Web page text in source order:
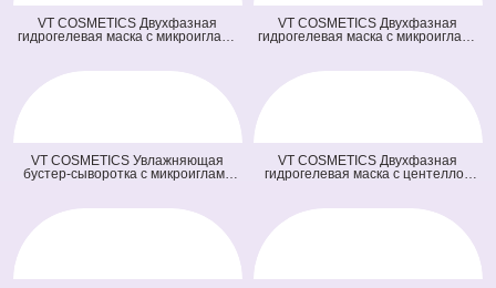
VT COSMETICS Двухфазная
гидрогелевая маска с микроиглами
(оранжевая) (33 гр + 1,5 гр)
VT COSMETICS Двухфазная
гидрогелевая маска с микроиглами
зеленая) (33 гр + 1,5 гр)
VT COSMETICS Увлажняющая
бустер-сыворотка с микроиглами
VT COSMETICS Двухфазная
гидрогелевая маска с центеллой
гр)